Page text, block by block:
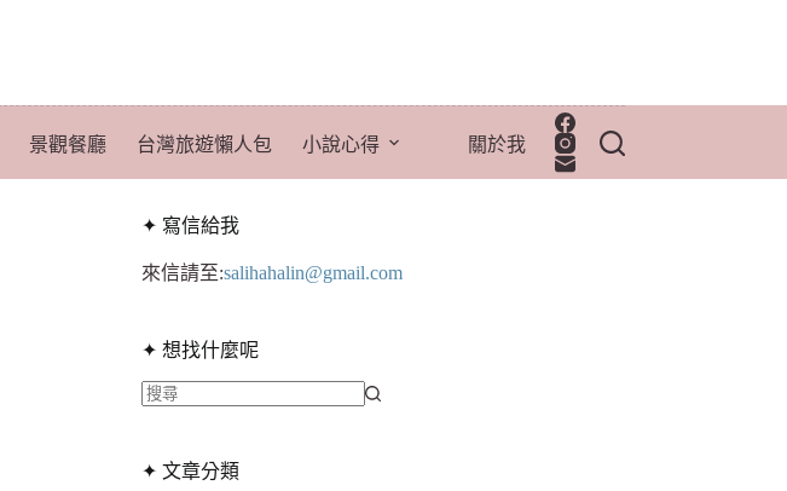
景觀餐廳 台灣旅遊懶人包 小說心得 關於我
✦ 寫信給我
來信請至:salihahalin@gmail.com
✦ 想找什麼呢
到
✦ 文章分類